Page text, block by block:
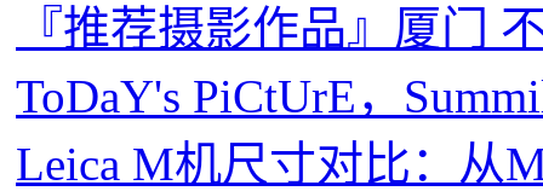
『推荐摄影作品』厦门
ToDaY's PiCtUrE，
Leica M机尺寸对比：从